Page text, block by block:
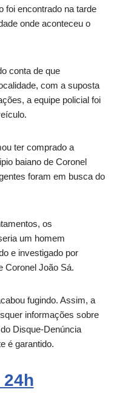
foi encontrado na tarde
onde aconteceu o
conta de que
com a suposta
a equipe policial foi
ter comprado a
baiano de Coronel
foram em busca do
os
um homem
e investigado por
Coronel João Sá.
fugindo. Assim, a
informações sobre
Disque-Denúncia
é garantido.